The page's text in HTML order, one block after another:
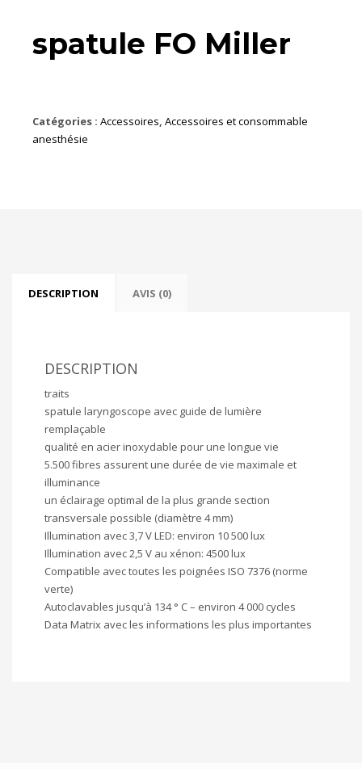
spatule FO Miller
Catégories : Accessoires, Accessoires et consommable
anesthésie
DESCRIPTION AVIS (0)
DESCRIPTION
traits
spatule laryngoscope avec guide de lumière
remplaçable
qualité en acier inoxydable pour une longue vie
5.500 fibres assurent une durée de vie maximale et
illuminance
un éclairage optimal de la plus grande section
transversale possible (diamètre 4 mm)
Illumination avec 3,7 V LED: environ 10 500 lux
Illumination avec 2,5 V au xénon: 4500 lux
Compatible avec toutes les poignées ISO 7376 (norme
verte)
Autoclavables jusqu’à 134 ° C – environ 4 000 cycles
Data Matrix avec les informations les plus importantes